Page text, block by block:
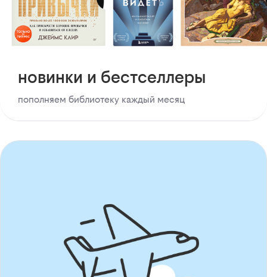
новинки и бестселлеры
пополняем библиотеку каждый месяц